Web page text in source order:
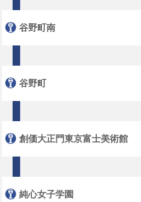
谷野町南
谷野町
創価大正門東京富士美術館
純心女子学園